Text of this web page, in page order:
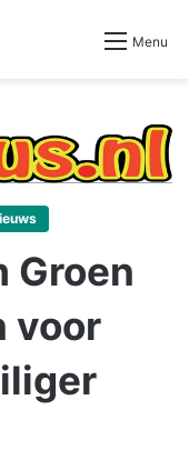
Menu
Groen
voor